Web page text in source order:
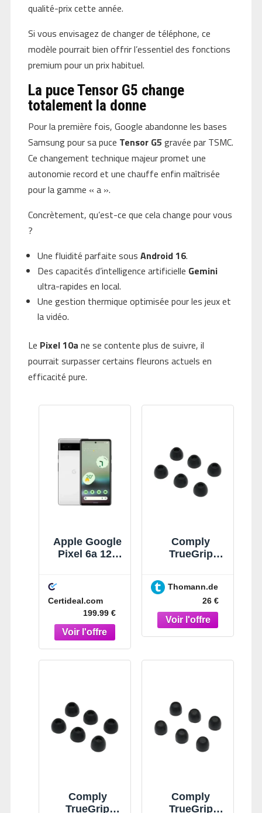
qualité-prix cette année.
Si vous envisagez de changer de téléphone, ce
modèle pourrait bien offrir l’essentiel des fonctions
premium pour un prix habituel.
La puce Tensor G5 change
totalement la donne
Pour la première fois, Google abandonne les bases
Samsung pour sa puce Tensor G5 gravée par TSMC.
Ce changement technique majeur promet une
autonomie record et une chauffe enfin maîtrisée
pour la gamme « a ».
Concrètement, qu’est-ce que cela change pour vous
?
Une fluidité parfaite sous Android 16.
Des capacités d’intelligence artificielle Gemini
ultra-rapides en local.
Une gestion thermique optimisée pour les jeux et
la vidéo.
Le Pixel 10a ne se contente plus de suivre, il
pourrait surpasser certains fleurons actuels en
efficacité pure.
Apple Google
Pixel 6a 128
Certideal.com
199.99 €
Comply
TrueGrip
Buds L noir
Thomann.de
26 €
Comply
TrueGrip
Comply
TrueGrip